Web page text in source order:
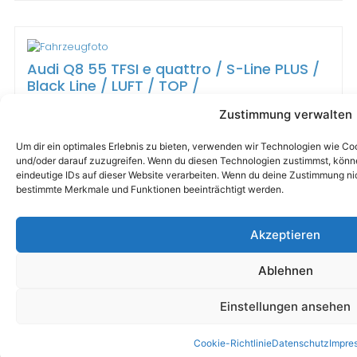
Zustimmung verwalten
Um dir ein optimales Erlebnis zu bieten, verwenden wir Technologien wie
und/oder darauf zuzugreifen. Wenn du diesen Technologien zustimmst,
eindeutige IDs auf dieser Website verarbeiten. Wenn du deine Zustimmung
bestimmte Merkmale und Funktionen beeinträchtigt werden.
Akzeptieren
Ablehnen
Einstellungen ansehen
Cookie-RichtlinieDatenschutz
Audi Q8 55 TFSI e quattro / S-Line PLUS /
Black Line / LUFT / TOP /
Treibstoff
Elektro/Benzin
Getriebe
Automatik
Laufleistung
29.000 km
Erstzulassung
01/2022
€ 64.900,-
/ ASSISTENZSYSTEME / NAVI /